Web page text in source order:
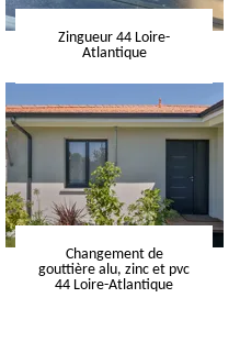
Zingueur 44 Loire-
Atlantique
Changement de
gouttière alu, zinc et pvc
44 Loire-Atlantique